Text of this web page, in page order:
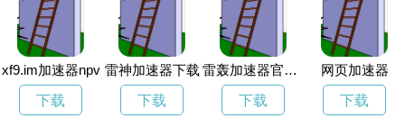
xf9.im加速器npv
下载
雷神加速器下载
下载
雷轰加速器官网下
下载
网页加速器
下载